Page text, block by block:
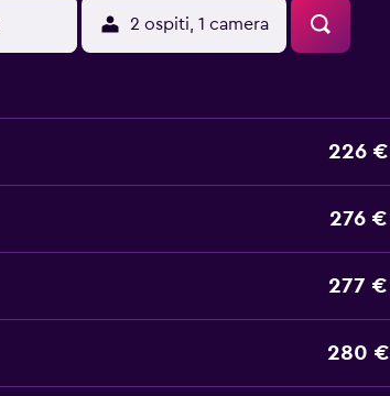
2 ospiti, 1 camera
226 €
276 €
277 €
280 €